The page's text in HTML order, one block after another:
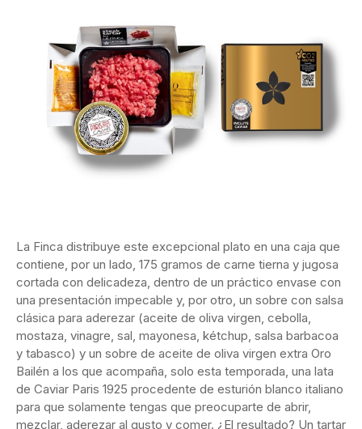
La Finca distribuye este excepcional plato en una caja que
contiene, por un lado, 175 gramos de carne tierna y jugosa
cortada con delicadeza, dentro de un práctico envase con
una presentación impecable y, por otro, un sobre con salsa
clásica para aderezar (aceite de oliva virgen, cebolla,
mostaza, vinagre, sal, mayonesa, kétchup, salsa barbacoa
y tabasco) y un sobre de aceite de oliva virgen extra Oro
Bailén a los que acompaña, solo esta temporada, una lata
de Caviar Paris 1925 procedente de esturión blanco italiano
para que solamente tengas que preocuparte de abrir,
mezclar, aderezar al gusto y comer. ¿El resultado? Un tartar